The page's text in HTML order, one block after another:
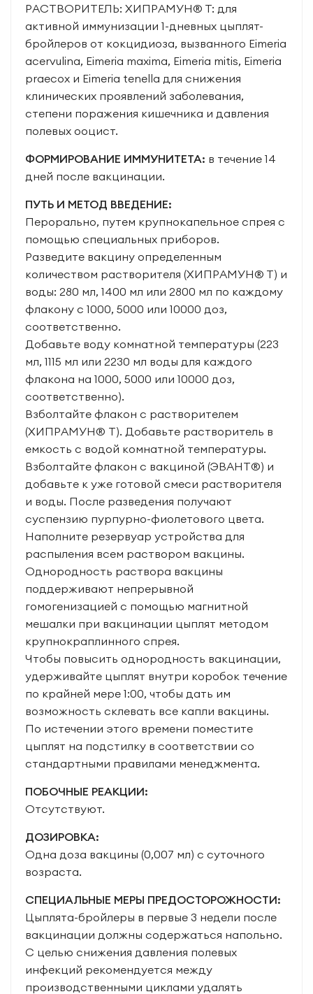
РАСТВОРИТЕЛЬ: ХИПРАМУН® Т: для
активной иммунизации 1-дневных цыплят-
бройлеров от кокцидиоза, вызванного Eimeria
acervulina, Eimeria maxima, Eimeria mitis, Eimeria
praecox и Eimeria tenella для снижения
клинических проявлений заболевания,
степени поражения кишечника и давления
полевых ооцист.
ФОРМИРОВАНИЕ ИММУНИТЕТА: в течение 14
дней после вакцинации.
ПУТЬ И МЕТОД ВВЕДЕНИЕ:
Перорально, путем крупнокапельное спрея с
помощью специальных приборов.
Разведите вакцину определенным
количеством растворителя (ХИПРАМУН® Т) и
воды: 280 мл, 1400 мл или 2800 мл по каждому
флакону с 1000, 5000 или 10000 доз,
соответственно.
Добавьте воду комнатной температуры (223
мл, 1115 мл или 2230 мл воды для каждого
флакона на 1000, 5000 или 10000 доз,
соответственно).
Взболтайте флакон с растворителем
(ХИПРАМУН® T). Добавьте растворитель в
емкость с водой комнатной температуры.
Взболтайте флакон с вакциной (ЭВАНТ®) и
добавьте к уже готовой смеси растворителя
и воды. После разведения получают
суспензию пурпурно-фиолетового цвета.
Наполните резервуар устройства для
распыления всем раствором вакцины.
Однородность раствора вакцины
поддерживают непрерывной
гомогенизацией с помощью магнитной
мешалки при вакцинации цыплят методом
крупнокраплинного спрея.
Чтобы повысить однородность вакцинации,
удерживайте цыплят внутри коробок течение
по крайней мере 1:00, чтобы дать им
возможность склевать все капли вакцины.
По истечении этого времени поместите
цыплят на подстилку в соответствии со
стандартными правилами менеджмента.
ПОБОЧНЫЕ РЕАКЦИИ:
Отсутствуют.
ДОЗИРОВКА:
Одна доза вакцины (0,007 мл) с суточного
возраста.
СПЕЦИАЛЬНЫЕ МЕРЫ ПРЕДОСТОРОЖНОСТИ:
Цыплята-бройлеры в первые 3 недели после
вакцинации должны содержаться напольно.
С целью снижения давления полевых
инфекций рекомендуется между
производственными циклами удалять